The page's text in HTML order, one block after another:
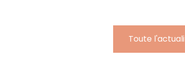
Toute